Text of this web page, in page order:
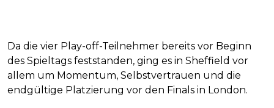
Da die vier Play-off-Teilnehmer bereits vor Beginn
des Spieltags feststanden, ging es in Sheffield vor
allem um Momentum, Selbstvertrauen und die
endgültige Platzierung vor den Finals in London.